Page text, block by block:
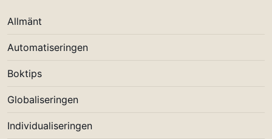
Allmänt
Automatiseringen
Boktips
Globaliseringen
Individualiseringen